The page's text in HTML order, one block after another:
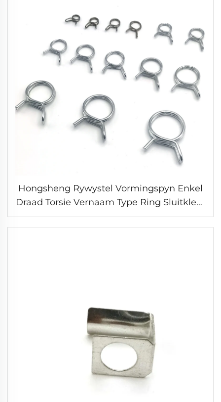
Hongsheng Rywystel Vormingspyn Enkel
Draad Torsie Vernaam Type Ring Sluitklem
vir Brandstoflyn